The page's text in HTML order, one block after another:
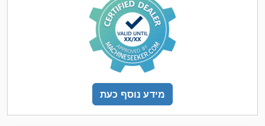
מידע נוסף כעת